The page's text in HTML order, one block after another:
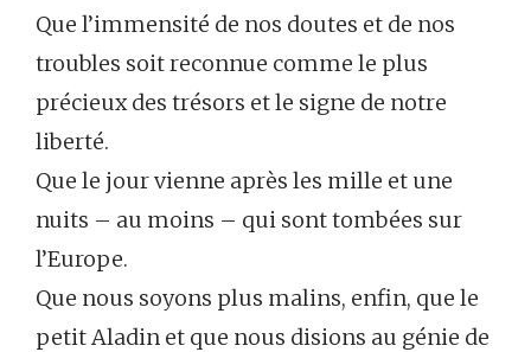
Que l’immensité de nos doutes et de nos
troubles soit reconnue comme le plus
précieux des trésors et le signe de notre
liberté.
Que le jour vienne après les mille et une
nuits – au moins – qui sont tombées sur
l’Europe.
Que nous soyons plus malins, enfin, que le
petit Aladin et que nous disions au génie de